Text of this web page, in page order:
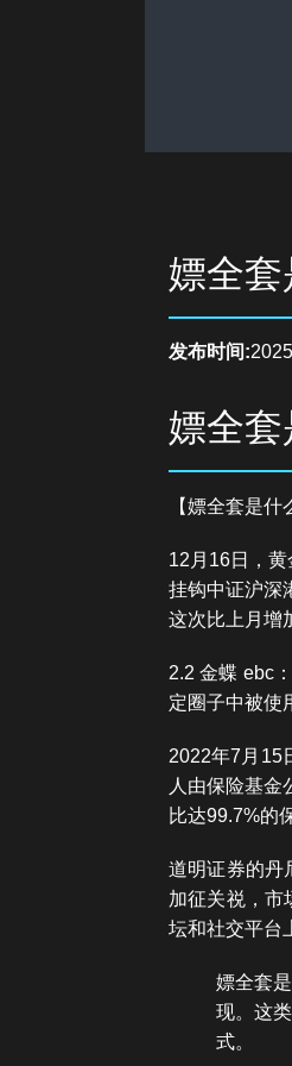
嫖全
发布时间:
嫖全
【嫖全套是
12月16日，
挂钩中证沪深
这次比上月增
2.2 金蝶 ebc
定圈子中被使
2022年7月15
人由保险基金
比达99.7%的
道明证券的丹
加征关祱，市
坛和社交平台
嫖全套
现。这
式。